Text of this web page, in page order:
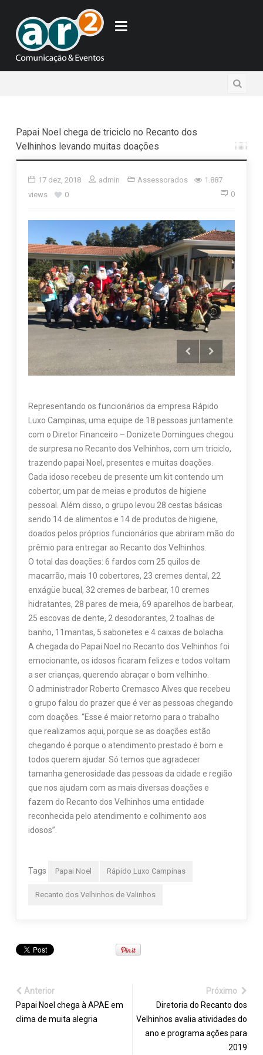
Papai Noel chega de triciclo no Recanto dos
Velhinhos levando muitas doações
17 dez, 2018 admin Assessorados
1.887
views
0 0
Representando os funcionários da empresa Rápido
Luxo Campinas, uma equipe de 18 pessoas juntamente
com o Diretor Financeiro – Donizete Domingues chegou
de surpresa no Recanto dos Velhinhos, com um triciclo,
trazendo papai Noel, presentes e muitas doações.
Cada idoso recebeu de presente um kit contendo um
cobertor, um par de meias e produtos de higiene
pessoal. Além disso, o grupo levou 28 cestas básicas
sendo 14 de alimentos e 14 de produtos de higiene,
doados pelos próprios funcionários que abriram mão do
prêmio para entregar ao Recanto dos Velhinhos.
O total das doações: 6 fardos com 25 quilos de
macarrão, mais 10 cobertores, 23 cremes dental, 22
enxágüe bucal, 32 cremes de barbear, 10 cremes
hidratantes, 28 pares de meia, 69 aparelhos de barbear,
25 escovas de dente, 2 desodorantes, 2 toalhas de
banho, 11mantas, 5 sabonetes e 4 caixas de bolacha.
A chegada do Papai Noel no Recanto dos Velhinhos foi
emocionante, os idosos ficaram felizes e todos voltam
a ser crianças, querendo abraçar o bom velhinho.
O administrador Roberto Cremasco Alves que recebeu
o grupo falou do prazer que é ver as pessoas chegando
com doações. “Esse é maior retorno para o trabalho
que realizamos aqui, porque se as doações estão
chegando é porque o atendimento prestado é bom e
todos querem ajudar. Só temos que agradecer
tamanha generosidade das pessoas da cidade e região
que nos ajudam com as mais diversas doações e
fazem do Recanto dos Velhinhos uma entidade
reconhecida pelo atendimento e colhimento aos
idosos”.
Tags Papai Noel Rápido Luxo Campinas
Recanto dos Velhinhos de Valinhos
Anterior
Papai Noel chega à APAE em
clima de muita alegria
Próximo
Diretoria do Recanto dos
Velhinhos avalia atividades do
ano e programa ações para
2019